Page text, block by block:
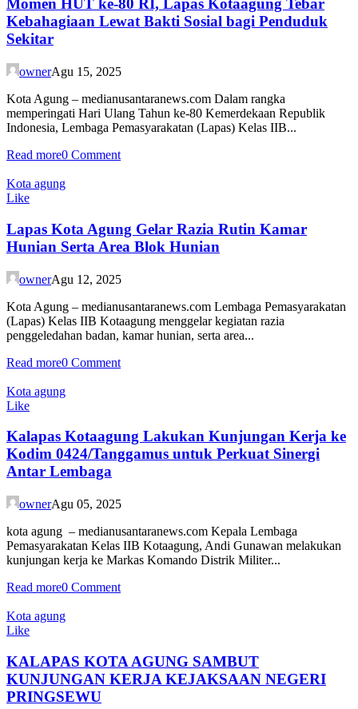
Momen HUT ke-80 RI, Lapas Kotaagung Tebar
Kebahagiaan Lewat Bakti Sosial bagi Penduduk
Sekitar
ownerAgu 15, 2025
Kota Agung – medianusantaranews.com Dalam rangka
memperingati Hari Ulang Tahun ke-80 Kemerdekaan Republik
Indonesia, Lembaga Pemasyarakatan (Lapas) Kelas IIB...
Read more0 Comment
Kota agung
Like
Lapas Kota Agung Gelar Razia Rutin Kamar
Hunian Serta Area Blok Hunian
ownerAgu 12, 2025
Kota Agung – medianusantaranews.com Lembaga Pemasyarakatan
(Lapas) Kelas IIB Kotaagung menggelar kegiatan razia
penggeledahan badan, kamar hunian, serta area...
Read more0 Comment
Kota agung
Like
Kalapas Kotaagung Lakukan Kunjungan Kerja ke
Kodim 0424/Tanggamus untuk Perkuat Sinergi
Antar Lembaga
ownerAgu 05, 2025
kota agung – medianusantaranews.com Kepala Lembaga
Pemasyarakatan Kelas IIB Kotaagung, Andi Gunawan melakukan
kunjungan kerja ke Markas Komando Distrik Militer...
Read more0 Comment
Kota agung
Like
KALAPAS KOTA AGUNG SAMBUT
KUNJUNGAN KERJA KEJAKSAAN NEGERI
PRINGSEWU